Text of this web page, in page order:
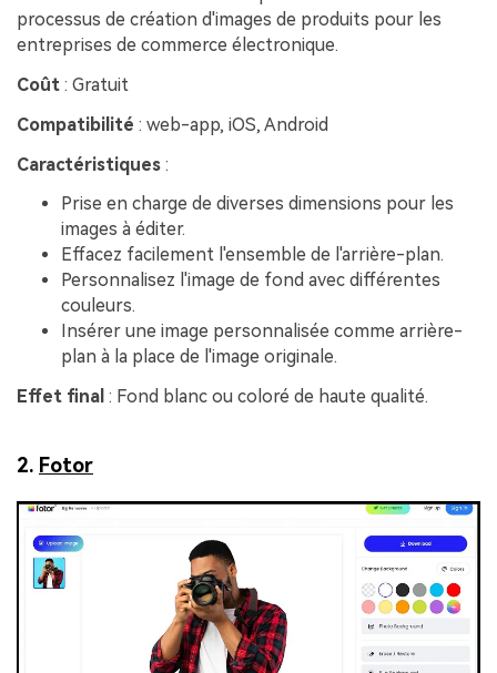
processus de création d'images de produits pour les
entreprises de commerce électronique.
Coût : Gratuit
Compatibilité : web-app, iOS, Android
Caractéristiques :
Prise en charge de diverses dimensions pour les
images à éditer.
Effacez facilement l'ensemble de l'arrière-plan.
Personnalisez l'image de fond avec différentes
couleurs.
Insérer une image personnalisée comme arrière-
plan à la place de l'image originale.
Effet final : Fond blanc ou coloré de haute qualité.
2. Fotor